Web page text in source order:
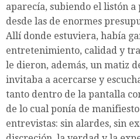
aparecía, subiendo el listón
desde las de enormes
Allí donde estuviera, había
entretenimiento, calidad y
le dieron, además, un matiz
invitaba a acercarse y
tanto dentro de la pantalla
de lo cual ponía de
entrevistas: sin alardes, sin